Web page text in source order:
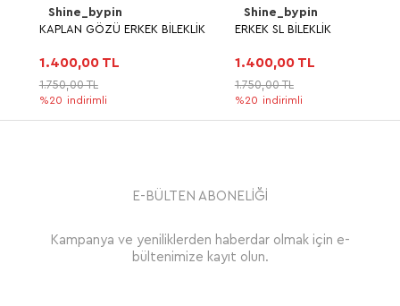
Shine_bypin
KAPLAN GÖZÜ ERKEK BİLEKLİK
1.400,00 TL
1.750,00 TL
indirimli
Shine_bypin
ERKEK SL BİLEKLİK
1.400,00 TL
1.750,00 TL
indirimli
E-BÜLTEN ABONELİĞİ
Kampanya ve yeniliklerden haberdar olmak için e-
bültenimize kayıt olun.